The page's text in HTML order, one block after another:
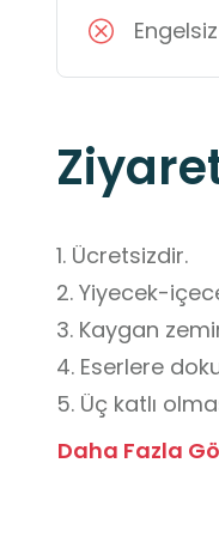
1. Ücretsizdir.
2. Yiyecek-
3. Kaygan
4. Eserlere
5. Üç katlı
açısından
Daha Fazla